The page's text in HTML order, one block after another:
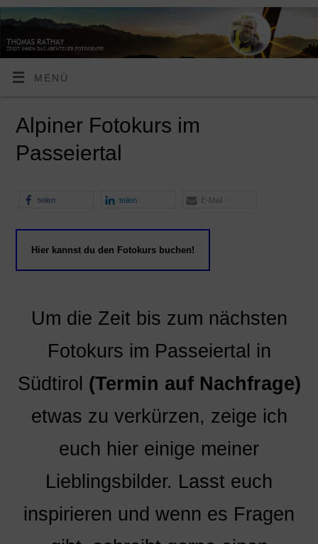
MENÜ
Alpiner Fotokurs im
Passeiertal
teilen teilen E-Mail
Hier kannst du den Fotokurs buchen!
Um die Zeit bis zum nächsten
Fotokurs im Passeiertal in
Südtirol (Termin auf Nachfrage)
etwas zu verkürzen, zeige ich
euch hier einige meiner
Lieblingsbilder. Lasst euch
inspirieren und wenn es Fragen